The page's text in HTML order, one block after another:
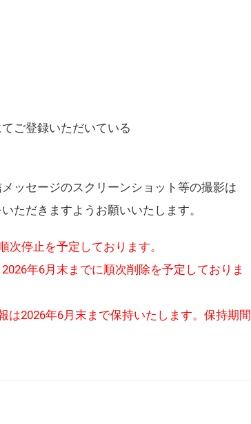
ご登録いただいている
ッセージのスクリーンショット等の撮影は
ただきますようお願いいたします。
停止を予定しております。
年6月末までに順次削除を予定しておりま
2026年6月末まで保持いたします。保持期間